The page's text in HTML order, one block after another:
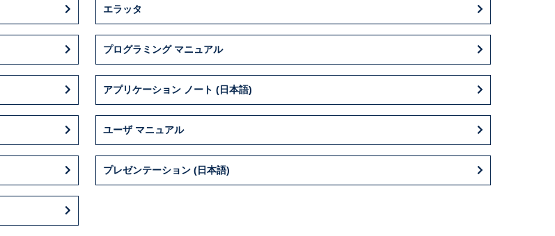
エラッタ
プログラミング マニュアル
アプリケーション ノート (日本語)
ユーザ マニュアル
プレゼンテーション (日本語)